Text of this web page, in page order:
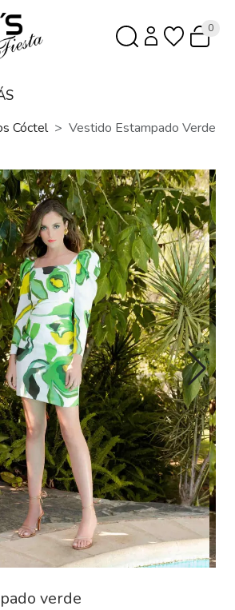
0
Cóctel Vestido Estampado Verde
verde